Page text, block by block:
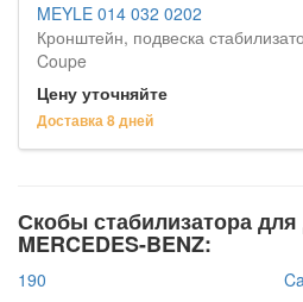
MEYLE 014 032 0202
Кронштейн, подвеска
Coupe
Цену уточняйте
Доставка 8 дней
Скобы стабилизатора
MERCEDES-BENZ:
190